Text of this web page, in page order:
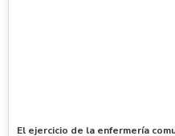
El ejercicio de la enfermería